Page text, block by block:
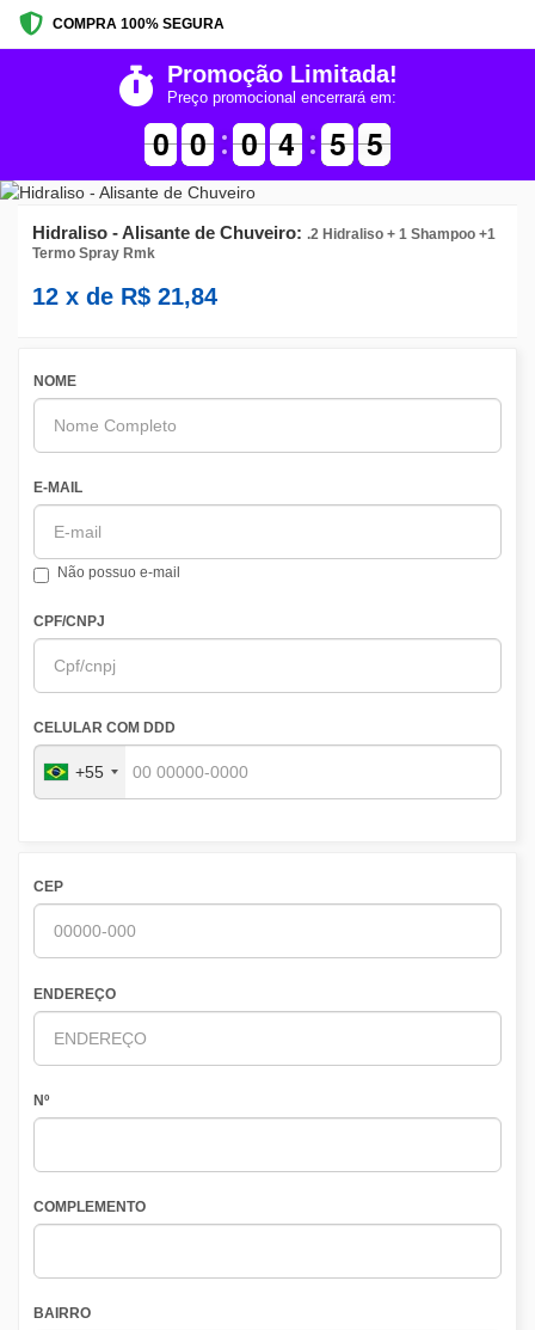
COMPRA 100% SEGURA
Promoção Limitada!
Preço promocional encerrará em:
9
9
0
0 9
9
0
0 9
9
0
0 5
4
4 0
5
5 5
5
4
Hidraliso - Alisante de Chuveiro: .2 Hidraliso + 1 Shampoo +1
Termo Spray Rmk
12 x de R$ 21,84
NOME
E-MAIL
Não possuo e-mail
CPF/CNPJ
CELULAR COM DDD
+55
CEP
ENDEREÇO
Nº
COMPLEMENTO
BAIRRO